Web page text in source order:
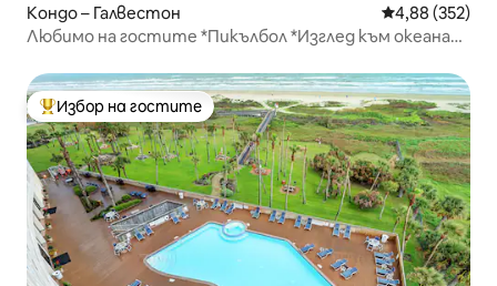
Кондо – Галвестон Средна
4,88 (352)
Любимо на гостите *Пикълбол *Изглед към океана
Най-популярен избор на гостите
Избор на гостите